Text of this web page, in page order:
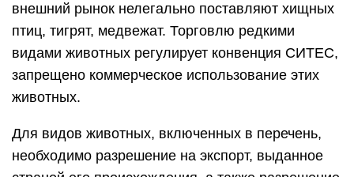
внешний рынок нелегально поставляют хищных
птиц, тигрят, медвежат. Торговлю редкими
видами животных регулирует конвенция СИТЕС,
запрещено коммерческое использование этих
животных.
Для видов животных, включенных в перечень,
необходимо разрешение на экспорт, выданное